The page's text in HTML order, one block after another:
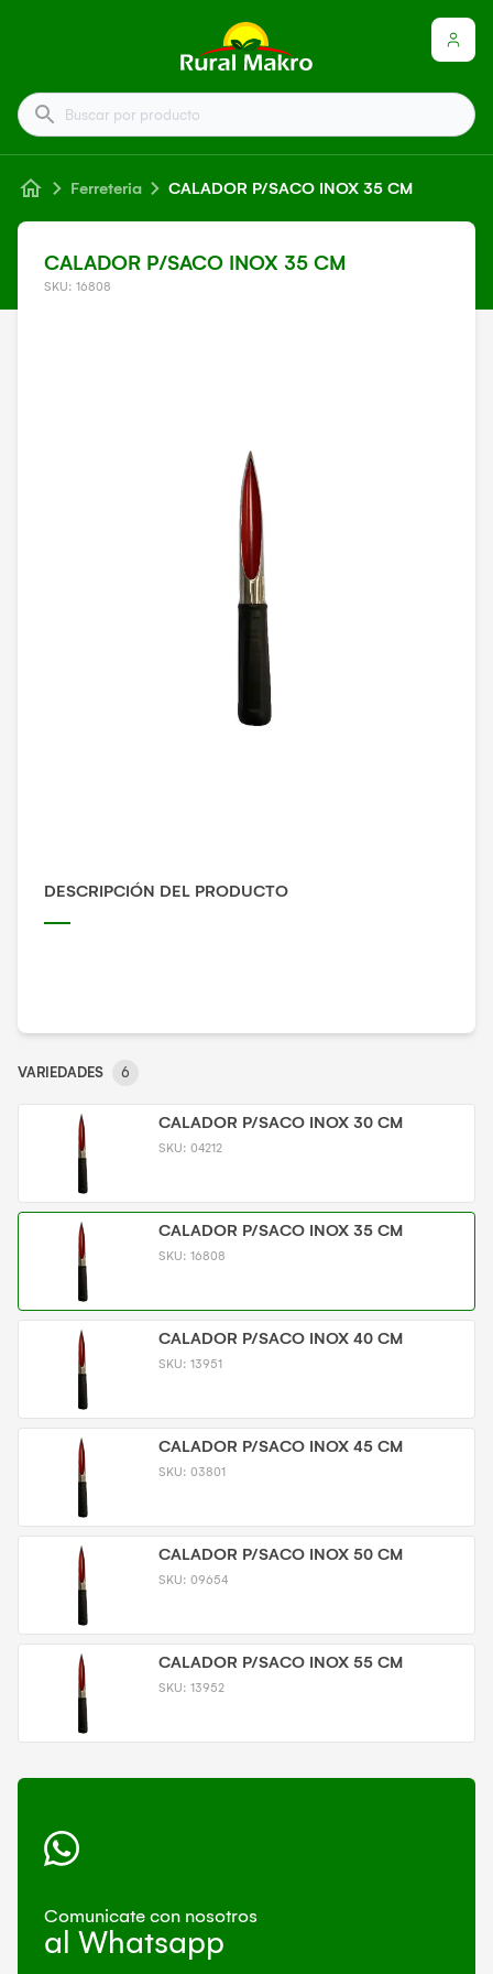
Buscar por producto
Ferreteria CALADOR P/SACO INOX 35 CM
CALADOR P/SACO INOX 35 CM
SKU: 16808
DESCRIPCIÓN DEL PRODUCTO
VARIEDADES 6
CALADOR P/SACO INOX 30 CM
SKU: 04212
CALADOR P/SACO INOX 35 CM
SKU: 16808
CALADOR P/SACO INOX 40 CM
SKU: 13951
CALADOR P/SACO INOX 45 CM
SKU: 03801
CALADOR P/SACO INOX 50 CM
SKU: 09654
CALADOR P/SACO INOX 55 CM
SKU: 13952
Comunicate con nosotros
al Whatsapp